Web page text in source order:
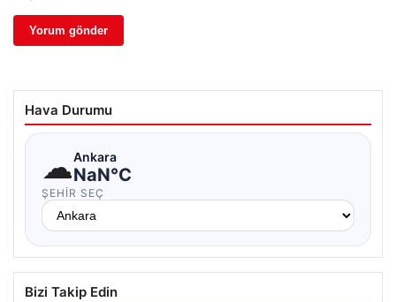
Hava Durumu
☁Ankara
NaN°C
ŞEHIR SEÇ
Bizi Takip Edin